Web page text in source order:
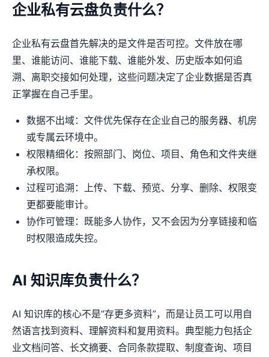
企业私有云盘负责什么？
企业私有云盘首先解决的是文件是否可控。文件放在哪
里、谁能访问、谁能下载、谁能外发、历史版本如何追
溯、离职交接如何处理，这些问题决定了企业数据是否真
正掌握在自己手里。
数据不出域：文件优先保存在企业自己的服务器、机房
或专属云环境中。
权限精细化：按照部门、岗位、项目、角色和文件夹继
承权限。
过程可追溯：上传、下载、预览、分享、删除、权限变
更都要能审计。
协作可管理：既能多人协作，又不会因为分享链接和临
时权限造成失控。
AI 知识库负责什么？
AI 知识库的核心不是“存更多资料”，而是让员工可以用自
然语言找到资料、理解资料和复用资料。典型能力包括企
业文档问答、长文摘要、合同条款提取、制度查询、项目